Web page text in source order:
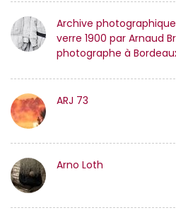
Archive
verre 1900 par Arnaud
photographe à
ARJ 73
Arno Loth